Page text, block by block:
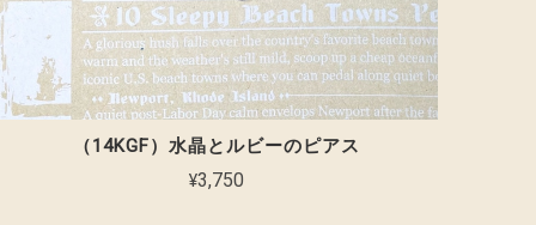
（14KGF）水晶とルビーのピアス
¥3,750